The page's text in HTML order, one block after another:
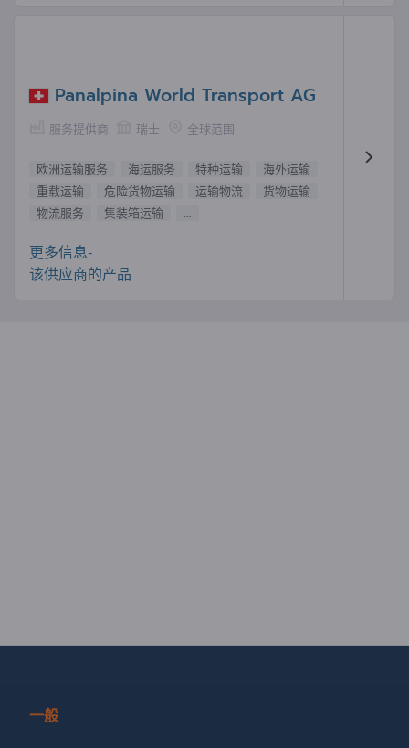
Panalpina World Transport AG
服务提供商 瑞士 全球范围
欧洲运输服务 海运服务 特种运输
海外运输
重载运输
危险货物运输 运输物流
货物运输
物流服务
集装箱运输 ...
更多信息-
该供应商的产品
一般